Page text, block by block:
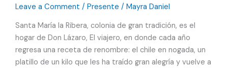
edición
Leave a Comment / Presente / Mayra Daniel
Santa María la Ribera, colonia de gran tradición, es el
hogar de Don Lázaro, El viajero, en donde cada año
regresa una receta de renombre: el chile en nogada, un
platillo de un kilo que les ha traído gran alegría y vuelve a